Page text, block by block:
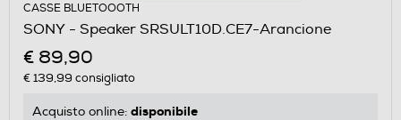
CASSE BLUETOOOTH
SONY - Speaker SRSULT10D.CE7-Arancione
€ 89,90
€ 139,99 consigliato
Acquisto online: disponibile